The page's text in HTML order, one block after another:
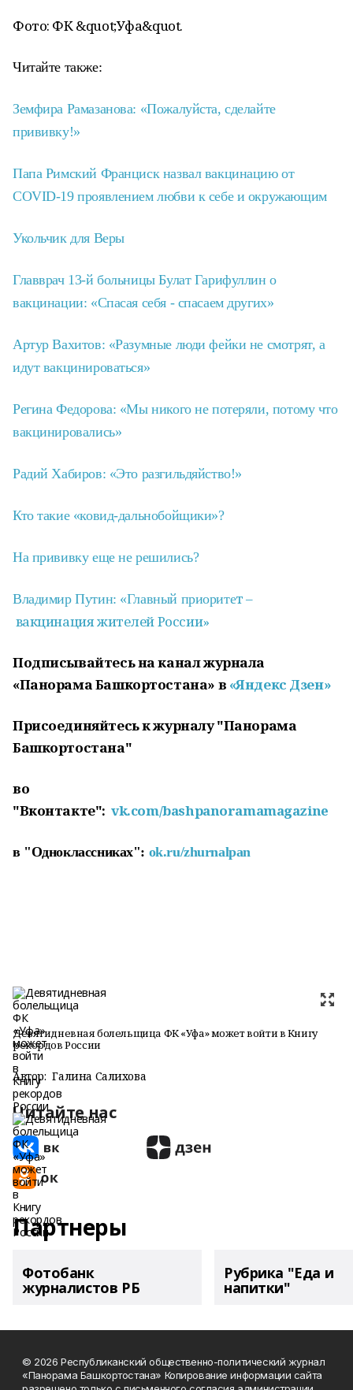
Фото: ФК &quot;Уфа&quot.
Читайте также:
Земфира Рамазанова: «Пожалуйста, сделайте
прививку!»
Папа Римский Франциск назвал вакцинацию от
COVID-19 проявлением любви к себе и окружающим
Укольчик для Веры
Главврач 13-й больницы Булат Гарифуллин о
вакцинации: «Спасая себя - спасаем других»
Артур Вахитов: «Разумные люди фейки не смотрят, а
идут вакцинироваться»
Регина Федорова: «Мы никого не потеряли, потому что
вакцинировались»
Радий Хабиров: «Это разгильдяйство!»
Кто такие «ковид-дальнобойщики»?
На прививку еще не решились?
Владимир Путин: «Главный приоритет –
вакцинацияжителей России»
Подписывайтесь на канал журнала
«Панорама Башкортостана» в «Яндекс Дзен»
Присоединяйтесь к журналу "Панорама
Башкортостана"
во
"Вконтакте":vk.com/bashpanoramamagazine
в "Одноклассниках": ok.ru/zhurnalpan
Девятидневная болельщица ФК «Уфа» может войти в Книгу
рекордов России
Автор: Галина Салихова
Читайте нас
Партнеры
Фотобанк
журналистов РБ
Рубрика "Еда и
напитки"
© 2026 Республиканский общественно-политический журнал
«Панорама Башкортостана» Копирование информации сайта